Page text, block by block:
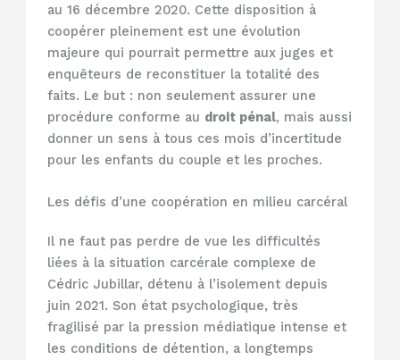
au 16 décembre 2020. Cette disposition à
coopérer pleinement est une évolution
majeure qui pourrait permettre aux juges et
enquêteurs de reconstituer la totalité des
faits. Le but : non seulement assurer une
procédure conforme au droit pénal, mais aussi
donner un sens à tous ces mois d’incertitude
pour les enfants du couple et les proches.
Les défis d’une coopération en milieu carcéral
Il ne faut pas perdre de vue les difficultés
liées à la situation carcérale complexe de
Cédric Jubillar, détenu à l’isolement depuis
juin 2021. Son état psychologique, très
fragilisé par la pression médiatique intense et
les conditions de détention, a longtemps